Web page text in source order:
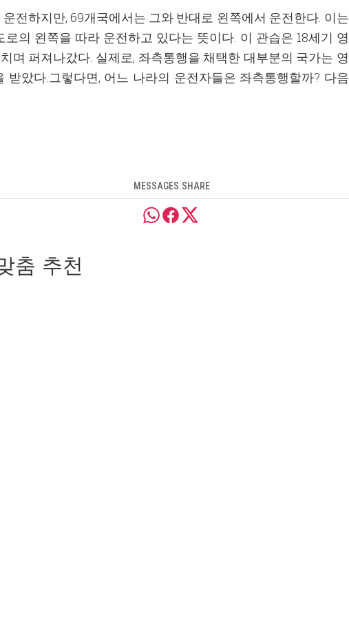
전하지만, 69개국에서는 그와 반대로 왼쪽에서 운전한다. 이는
의 왼쪽을 따라 운전하고 있다는 뜻이다. 이 관습은 18세기 영
며 퍼져나갔다. 실제로, 좌측통행을 채택한 대부분의 국가는 영
았다.그렇다면, 어느 나라의 운전자들은 좌측통행할까? 다음
MESSAGES.SHARE
춤 추천